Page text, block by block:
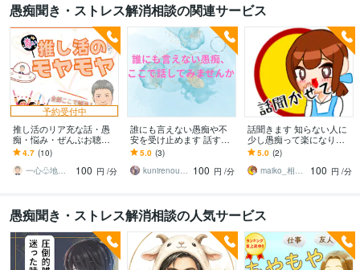
愚痴聞き・ストレス解消相談の関連サービス
予約受付中
推し活のリア充な話・愚
痴・悩み・ぜんぶお聴き
します すべて吐き出して
推し活・推し事ライフを
サポートいたします。
4.7 (10)
一心♧地球に少し馴染みにくいカウンセラー
100 円 /分
誰にも言えない愚痴や不
安を受け止めます 話すだ
けで気持ちが軽くなる時
間
5.0 (3)
kunirenousagi 100 円 /分
話聞きます 知らない人に
少し愚痴って楽になりま
せんか？
5.0 (2)
maiko_相談イラストレーター
100 円 /分
愚痴聞き・ストレス解消相談の人気サービス